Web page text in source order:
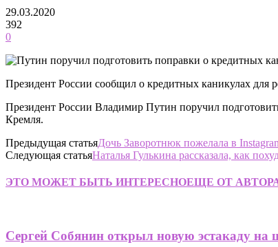
29.03.2020
392
0
Президент России сообщил о кредитных каникулах для
Президент России Владимир Путин поручил
Кремля.
Предыдущая статьяДочь Заворотнюк пожелала в
Следующая статьяНаталья Гулькина рассказала, как
ЭТО МОЖЕТ БЫТЬ ИНТЕРЕСНОЕЩЕ ОТ
Сергей Собянин открыл новую эстакаду на